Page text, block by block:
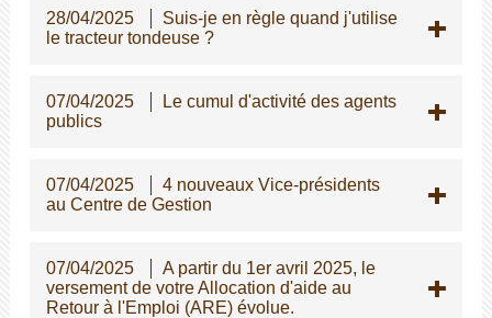
28/04/2025
Suis-je en règle quand j'utilise
le tracteur tondeuse ?
07/04/2025
Le cumul d'activité des agents
publics
07/04/2025
4 nouveaux Vice-présidents
au Centre de Gestion
07/04/2025
A partir du 1er avril 2025, le
versement de votre Allocation d'aide au
Retour à l'Emploi (ARE) évolue.